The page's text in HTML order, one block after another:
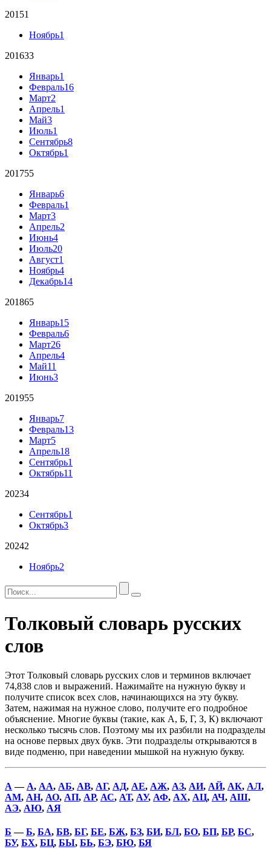
20151
Ноябрь1
201633
Январь1
Февраль16
Март2
Апрель1
Май3
Июль1
Сентябрь8
Октябрь1
201755
Январь6
Февраль1
Март3
Апрель2
Июнь4
Июль20
Август1
Ноябрь4
Декабрь14
201865
Январь15
Февраль6
Март26
Апрель4
Май11
Июнь3
201955
Январь7
Февраль13
Март5
Апрель18
Сентябрь1
Октябрь11
20234
Сентябрь1
Октябрь3
20242
Ноябрь2
Толковый словарь русских
слов
Этот Толковый словарь русских слов и терминов включает
74,838 слов и выражений. Нажимайте на нужную букву и
получите список всех слов, начинающихся на эту букву.
Затем, нажимая на нужное слово, получите его подробное
объяснение. Многие буквы (такие, как А, Б, Г, З, К) включают
несколько тысячь слов. Поэтому мы их разбили на подразделы
на основе первых двух букв. Эти подразделы открываются в
виде подменю, при наведении мышкой на нужную букву.
А — А, АА, АБ, АВ, АГ, АД, АЕ, АЖ, АЗ, АИ, АЙ, АК, АЛ,
АМ, АН, АО, АП, АР, АС, АТ, АУ, АФ, АХ, АЦ, АЧ, АШ,
АЭ, АЮ, АЯ
Б —Б, БА, БВ, БГ, БЕ, БЖ, БЗ, БИ, БЛ, БО, БП, БР, БС,
БУ, БХ, БЦ, БЫ, БЬ, БЭ, БЮ, БЯ